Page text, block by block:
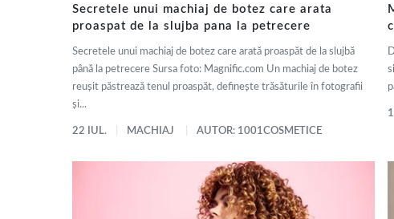
Secretele unui machiaj de botez care arata
proaspat de la slujba pana la petrecere
Secretele unui machiaj de botez care arată proaspăt de la slujbă
până la petrecere Sursa foto: Magnific.com Un machiaj de botez
reușit păstrează tenul proaspăt, definește trăsăturile în fotografii
și...
22 IUL. MACHIAJ AUTOR: 1001COSMETICE